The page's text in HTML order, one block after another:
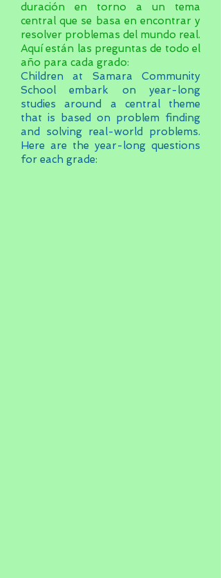
duración en torno a un tema
central que se basa en encontrar y
resolver problemas del mundo real.
Aquí están las preguntas de todo el
año para cada grado:
Children at Samara Community
School embark on year-long
studies around a central theme
that is based on problem finding
and solving real-world problems.
Here are the year-long questions
for each grade: